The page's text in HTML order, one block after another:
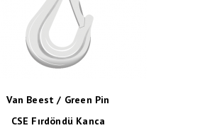
Van Beest / Green Pin
CSE Fırdöndü Kanca